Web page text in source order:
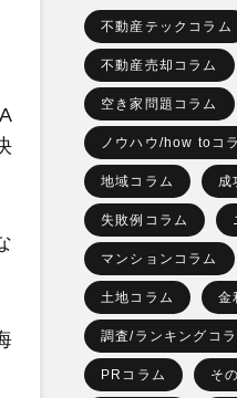
不動産テックコラム
不動産売却コラム
空き家問題コラム
ノウハウ/how toコ
地域コラム 成
失敗例コラム
マンションコラム
土地コラム 金
調査/ランキングコ
PRコラム そ